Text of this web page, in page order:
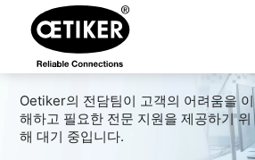
Oetiker의 전담팀이 고객의 어려움을 이
해하고 필요한 전문 지원을 제공하기 위
해 대기 중입니다.